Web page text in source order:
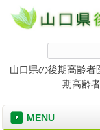
検
索:
山口県の後期高齢者
期高齢
MENU